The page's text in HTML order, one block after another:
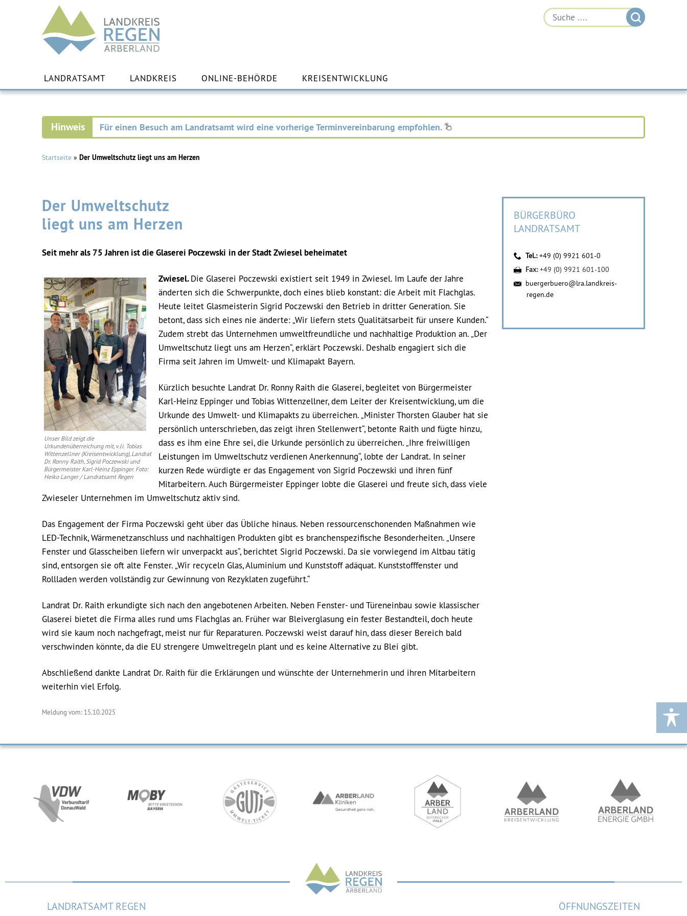
Landkreis
Regen
Inhalt
springen
LANDRATSAMT LANDKREIS ONLINE-BEHÖRDE KREISENTWICKLUNG
Für einen Besuch am Landratsamt wird eine vorherige Terminvereinbarung empfohlen.
Startseite » Der Umweltschutz liegt uns am Herzen
Der Umweltschutz
liegt uns am Herzen
Seit mehr als 75 Jahren ist die Glaserei Poczewski in der Stadt Zwiesel beheimatet
Unser Bild zeigt die
Urkundenüberreichung mit, v.li. Tobias
Wittenzellner (Kreisentwicklung), Landrat
Dr. Ronny Raith, Sigrid Poczewski und
Bürgermeister Karl-Heinz Eppinger. Foto:
Heiko Langer / Landratsamt Regen
Zwiesel.Die Glaserei Poczewski existiert seit 1949 in Zwiesel. Im Laufe der Jahre
änderten sich die Schwerpunkte, doch eines blieb konstant: die Arbeit mit Flachglas.
Heute leitet Glasmeisterin Sigrid Poczewski den Betrieb in dritter Generation. Sie
betont, dass sich eines nie änderte: „Wir liefern stets Qualitätsarbeit für unsere Kunden.“
Zudem strebt das Unternehmen umweltfreundliche und nachhaltige Produktion an. „Der
Umweltschutz liegt uns am Herzen“, erklärt Poczewski. Deshalb engagiert sich die
Firma seit Jahren im Umwelt- und Klimapakt Bayern.
Kürzlich besuchte Landrat Dr. Ronny Raith die Glaserei, begleitet von Bürgermeister
Karl-Heinz Eppinger und Tobias Wittenzellner, dem Leiter der Kreisentwicklung, um die
Urkunde des Umwelt- und Klimapakts zu überreichen. „Minister Thorsten Glauber hat sie
persönlich unterschrieben, das zeigt ihren Stellenwert“, betonte Raith und fügte hinzu,
dass es ihm eine Ehre sei, die Urkunde persönlich zu überreichen. „Ihre freiwilligen
Leistungen im Umweltschutz verdienen Anerkennung“, lobte der Landrat. In seiner
kurzen Rede würdigte er das Engagement von Sigrid Poczewski und ihren fünf
Mitarbeitern. Auch Bürgermeister Eppinger lobte die Glaserei und freute sich, dass viele
Zwieseler Unternehmen im Umweltschutz aktiv sind.
Das Engagement der Firma Poczewski geht über das Übliche hinaus. Neben ressourcenschonenden Maßnahmen wie
LED-Technik, Wärmenetzanschluss und nachhaltigen Produkten gibt es branchenspezifische Besonderheiten. „Unsere
Fenster und Glasscheiben liefern wir unverpackt aus“, berichtet Sigrid Poczewski. Da sie vorwiegend im Altbau tätig
sind, entsorgen sie oft alte Fenster. „Wir recyceln Glas, Aluminium und Kunststoff adäquat. Kunststofffenster und
Rollladen werden vollständig zur Gewinnung von Rezyklaten zugeführt.“
Landrat Dr. Raith erkundigte sich nach den angebotenen Arbeiten. Neben Fenster- und Türeneinbau sowie klassischer
Glaserei bietet die Firma alles rund ums Flachglas an. Früher war Bleiverglasung ein fester Bestandteil, doch heute
wird sie kaum noch nachgefragt, meist nur für Reparaturen. Poczewski weist darauf hin, dass dieser Bereich bald
verschwinden könnte, da die EU strengere Umweltregeln plant und es keine Alternative zu Blei gibt.
Abschließend dankte Landrat Dr. Raith für die Erklärungen und wünschte der Unternehmerin und ihren Mitarbeitern
weiterhin viel Erfolg.
Meldung vom: 15.10.2025
BÜRGERBÜRO
LANDRATSAMT
Tel.:+49 (0) 9921 601-0
Fax:+49 (0) 9921 601-100
buergerbuero@lra.landkreis-
regen.de
LANDRATSAMT REGEN ÖFFNUNGSZEITEN